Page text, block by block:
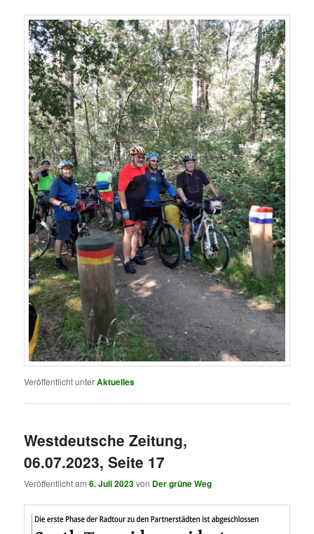
Veröffentlicht unterAktuelles
Westdeutsche Zeitung,
06.07.2023, Seite 17
Veröffentlicht am6. Juli 2023von Der grüne Weg